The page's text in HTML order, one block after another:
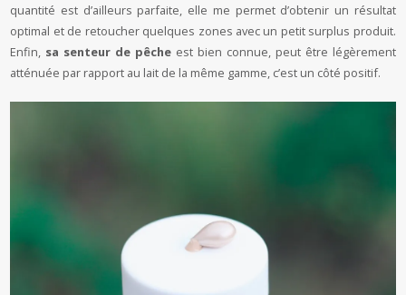
quantité est d’ailleurs parfaite, elle me permet d’obtenir un résultat
optimal et de retoucher quelques zones avec un petit surplus produit.
Enfin, sa senteur de pêche est bien connue, peut être légèrement
atténuée par rapport au lait de la même gamme, c’est un côté positif.